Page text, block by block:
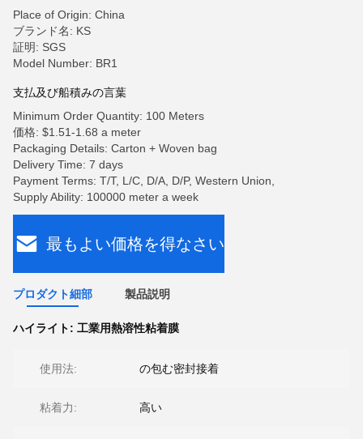
Place of Origin: China
ブランド名: KS
証明: SGS
Model Number: BR1
支払及び船積みの言葉
Minimum Order Quantity: 100 Meters
価格: $1.51-1.68 a meter
Packaging Details: Carton + Woven bag
Delivery Time: 7 days
Payment Terms: T/T, L/C, D/A, D/P, Western Union,
Supply Ability: 100000 meter a week
最もよい価格を得なさい
プロダクト細部 製品説明
ハイライト: 工業用熱溶性粘着膜
使用法: の包む密封接着
粘着力: 高い